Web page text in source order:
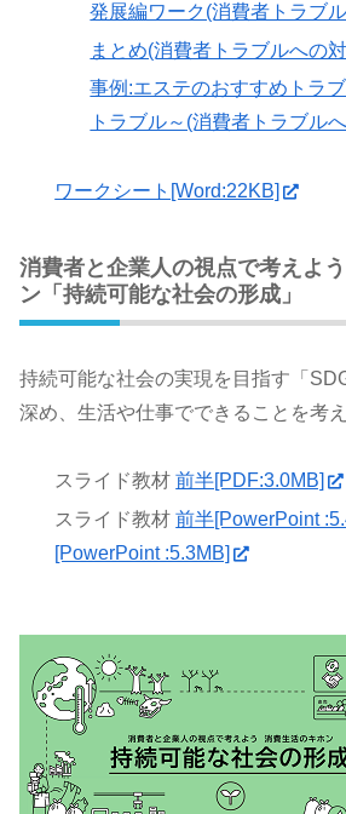
発展編ワーク(消費者トラブ
まとめ(消費者トラブルへの
事例:エステのおすすめトラ
トラブル～(消費者トラブル
ワークシート[Word:22KB]
消費者と企業人の視点で考えよ
ン「持続可能な社会の形成」
持続可能な社会の実現を目指す「
深め、生活や仕事でできることを考え
スライド教材前半[PDF:3.0MB]
スライド教材前半[PowerPoint
[PowerPoint :5.3MB]